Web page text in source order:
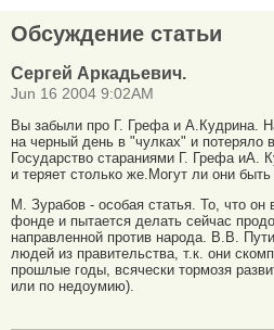
Обсуждение статьи
Сергей Аркадьевич.
Jun 16 2004 9:02AM
Вы забыли про Г. Грефа и А.Кудрина.
на черный день в "чулках" и потеряло в
Государство стараниями Г. Грефа иА.
и теряет столько же.Могут ли они
М. Зурабов - особая статья. То, что он
фонде и пытается делать сейчас
направленной против народа. В.В.
людей из правительства, т.к. они
прошлые годы, всячески тормозя
или по недоумию).